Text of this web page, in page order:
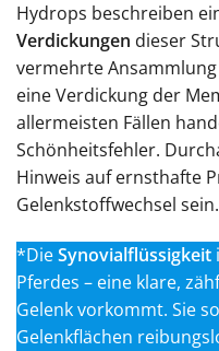
Hydrops beschreiben
Verdickungen dieser
vermehrte
eine Verdickung der
allermeisten Fällen
Schönheitsfehler.
Hinweis auf ernsthafte
Gelenkstoffwechsel sein.
*DieSynovialflüssigkeit
Pferdes – eine klare,
Gelenk vorkommt. Sie
Gelenkflächen